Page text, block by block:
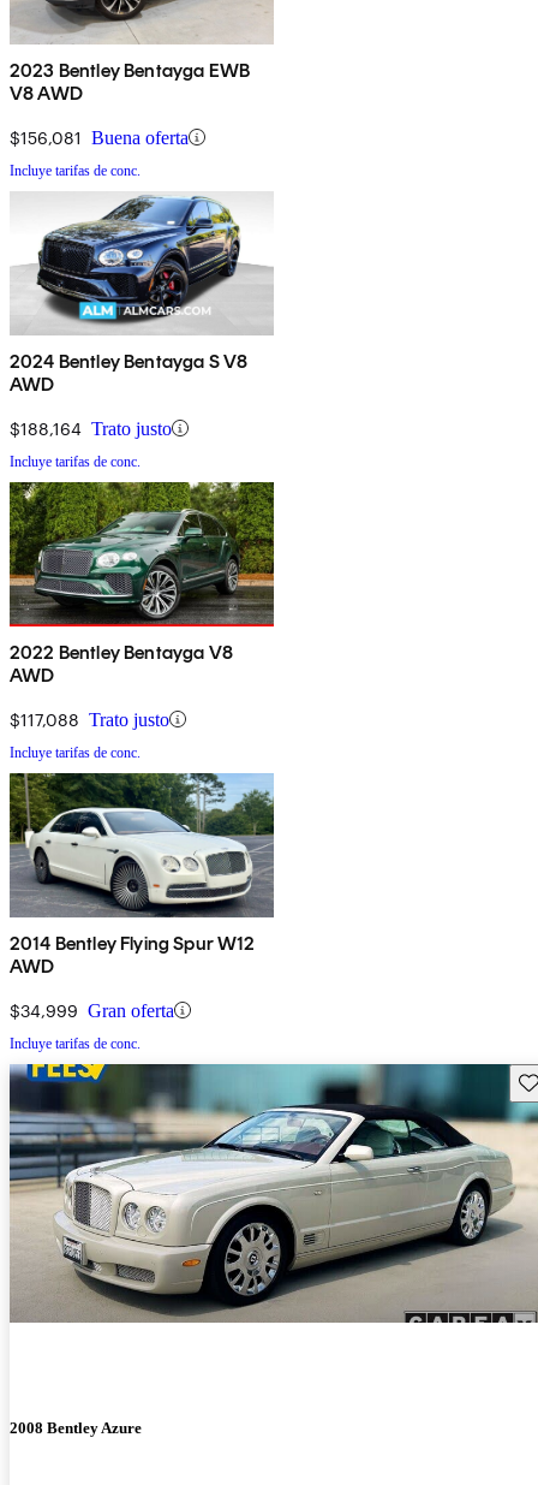
2023 Bentley Bentayga EWB
V8 AWD
$156,081 Buena oferta
Incluye tarifas de conc.
2024 Bentley Bentayga S V8
AWD
$188,164 Trato justo
Incluye tarifas de conc.
2022 Bentley Bentayga V8
AWD
$117,088 Trato justo
Incluye tarifas de conc.
2014 Bentley Flying Spur W12
AWD
$34,999 Gran oferta
Incluye tarifas de conc.
2008 Bentley Azure